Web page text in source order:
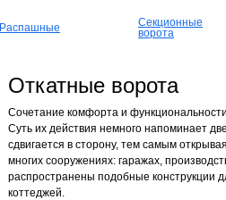
Распашные
Секционные
ворота
Откатные ворота
Сочетание комфорта и
Суть их действия немного напоминает
сдвигается в сторону, тем самым
многих сооружениях: гаражах,
распространены подобные конструкции
коттеджей.